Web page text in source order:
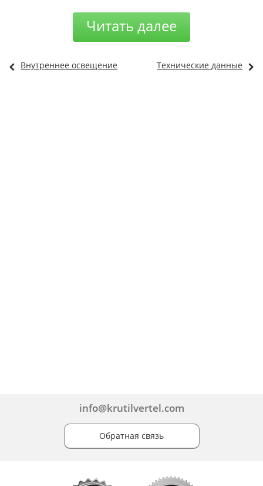
Читать далее
Внутреннее освещение Технические данные
info@krutilvertel.com
Обратная связь